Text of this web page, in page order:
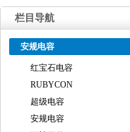
栏目导航
安规电容
红宝石电容
RUBYCON
超级电容
安规电容